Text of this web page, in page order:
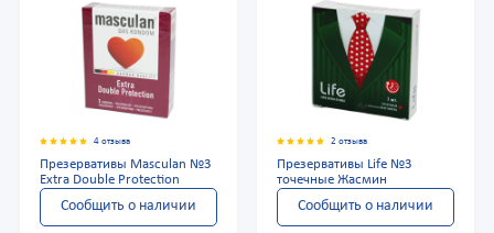
4 отзыва
Презервативы Masculan №3
Extra Double Protection
Сообщить о наличии
2 отзыва
Презервативы Life №3
точечные Жасмин
Сообщить о наличии